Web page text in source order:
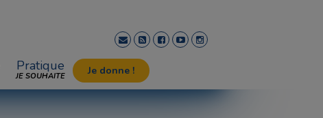
Pratique
JE SOUHAITE Je donne !